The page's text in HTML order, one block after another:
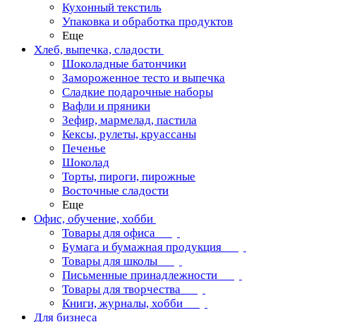
Кухонный текстиль
Упаковка и обработка продуктов
Еще
Хлеб, выпечка, сладости
Шоколадные батончики
Замороженное тесто и выпечка
Сладкие подарочные наборы
Вафли и пряники
Зефир, мармелад, пастила
Кексы, рулеты, круассаны
Печенье
Шоколад
Торты, пироги, пирожные
Восточные сладости
Еще
Офис, обучение, хобби
Товары для офиса
Бумага и бумажная продукция
Товары для школы
Письменные принадлежности
Товары для творчества
Книги, журналы, хобби
Для бизнеса